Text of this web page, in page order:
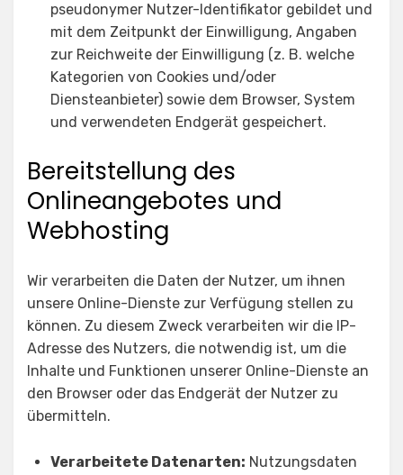
pseudonymer Nutzer-Identifikator gebildet und
mit dem Zeitpunkt der Einwilligung, Angaben
zur Reichweite der Einwilligung (z. B. welche
Kategorien von Cookies und/oder
Diensteanbieter) sowie dem Browser, System
und verwendeten Endgerät gespeichert.
Bereitstellung des
Onlineangebotes und
Webhosting
Wir verarbeiten die Daten der Nutzer, um ihnen
unsere Online-Dienste zur Verfügung stellen zu
können. Zu diesem Zweck verarbeiten wir die IP-
Adresse des Nutzers, die notwendig ist, um die
Inhalte und Funktionen unserer Online-Dienste an
den Browser oder das Endgerät der Nutzer zu
übermitteln.
Verarbeitete Datenarten: Nutzungsdaten